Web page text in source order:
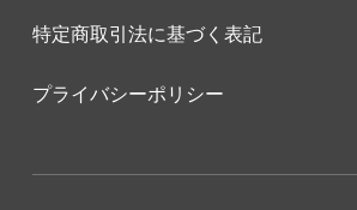
特定商取引法に基づく表記
プライバシーポリシー